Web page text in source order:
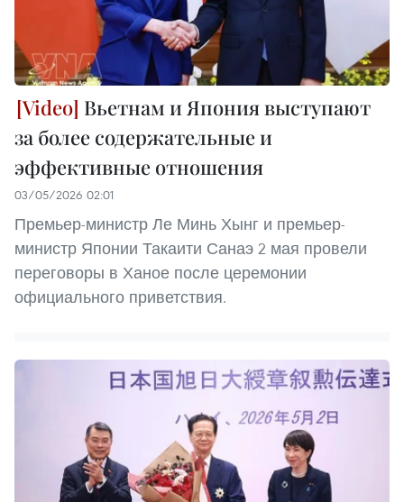
Вьетнам и Япония выступают
за более содержательные и
эффективные отношения
03/05/2026 02:01
Премьер-министр Ле Минь Хынг и премьер-
министр Японии Такаити Санаэ 2 мая провели
переговоры в Ханое после церемонии
официального приветствия.